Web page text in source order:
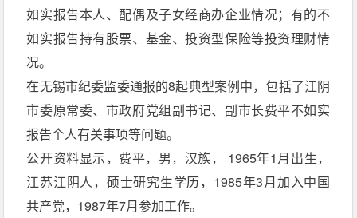
如实报告本人、配偶及子女经商办企业情况；有的不
如实报告持有股票、基金、投资型保险等投资理财情
况。
在无锡市纪委监委通报的8起典型案例中，包括了江阴
市委原常委、市政府党组副书记、副市长费平不如实
报告个人有关事项等问题。
公开资料显示，费平，男，汉族， 1965年1月出生，
江苏江阴人，硕士研究生学历，1985年3月加入中国
共产党，1987年7月参加工作。